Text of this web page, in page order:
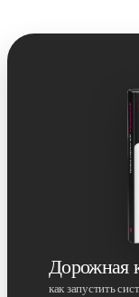
Дорожная
как запустить